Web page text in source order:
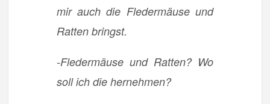
mir auch die Fledermäuse und
Ratten bringst.
-Fledermäuse und Ratten? Wo
soll ich die hernehmen?